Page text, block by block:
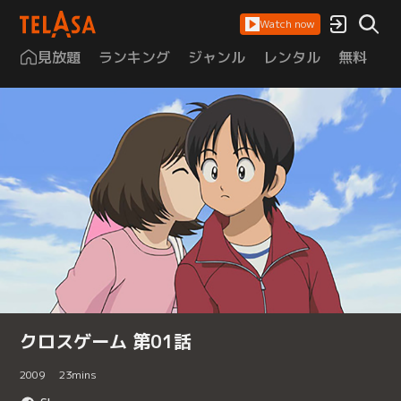
Watch now
見放題 ランキング ジャンル レンタル 無料
クロスゲーム 第01話
2009 23mins